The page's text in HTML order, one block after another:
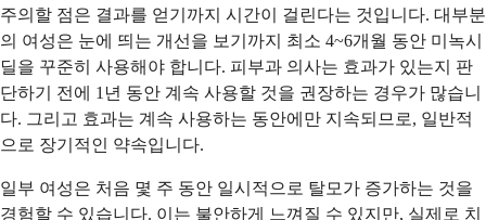
주의할 점은 결과를 얻기까지 시간이 걸린다는 것입니다. 대부분
의 여성은 눈에 띄는 개선을 보기까지 최소 4~6개월 동안 미녹시
딜을 꾸준히 사용해야 합니다. 피부과 의사는 효과가 있는지 판
단하기 전에 1년 동안 계속 사용할 것을 권장하는 경우가 많습니
다. 그리고 효과는 계속 사용하는 동안에만 지속되므로, 일반적
으로 장기적인 약속입니다.
일부 여성은 처음 몇 주 동안 일시적으로 탈모가 증가하는 것을
경험할 수 있습니다. 이는 불안하게 느껴질 수 있지만, 실제로 치